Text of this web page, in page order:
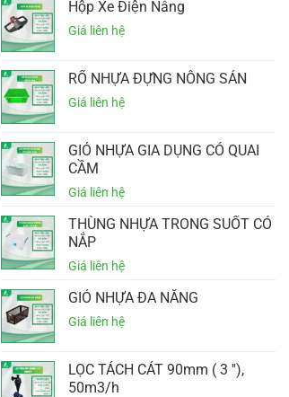
Hộp Xe Điện Nâng
RỔ NHỰA ĐỰNG NÔNG SẢN
GIỎ NHỰA GIA DỤNG CÓ QUAI
CẦM
THÙNG NHỰA TRONG SUỐT CÓ
NẮP
GIỎ NHỰA ĐA NĂNG
LỌC TÁCH CÁT 90mm ( 3 ''),
50m3/h